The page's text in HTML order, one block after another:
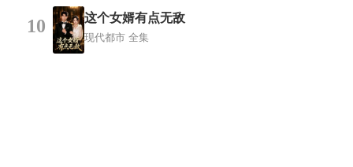
10 这个女婿有点无敌
现代都市 全集